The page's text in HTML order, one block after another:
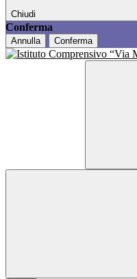
Chiudi
Conferma
Annulla Conferma